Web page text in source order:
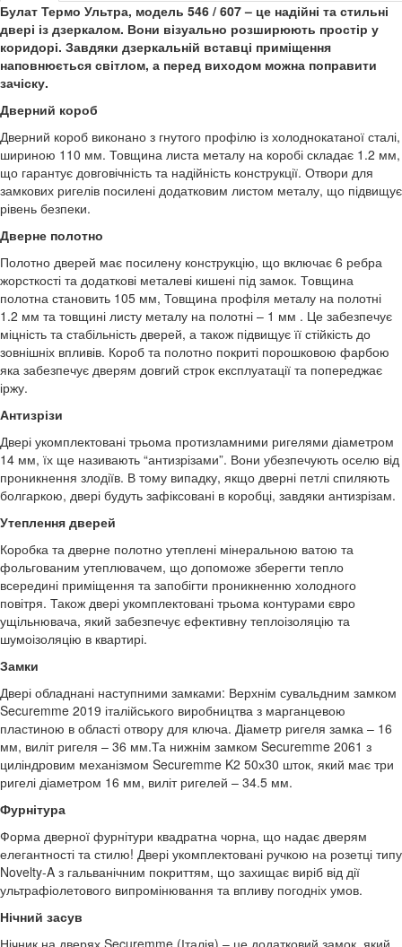
Булат Термо Ультра, модель 546 / 607 – це надійні та стильні
двері із дзеркалом. Вони візуально розширюють простір у
коридорі. Завдяки дзеркальній вставці приміщення
наповнюється світлом, а перед виходом можна поправити
зачіску.
Дверний короб
Дверний короб виконано з гнутого профілю із холоднокатаної сталі,
шириною 110 мм. Товщина листа металу на коробі складає 1.2 мм,
що гарантує довговічність та надійність конструкції. Отвори для
замкових ригелів посилені додатковим листом металу, що підвищує
рівень безпеки.
Дверне полотно
Полотно дверей має посилену конструкцію, що включає 6 ребра
жорсткості та додаткові металеві кишені під замок. Товщина
полотна становить 105 мм, Товщина профіля металу на полотні
1.2 мм та товщині листу металу на полотні – 1 мм . Це забезпечує
міцність та стабільність дверей, а також підвищує її стійкість до
зовнішніх впливів. Короб та полотно покриті порошковою фарбою
яка забезпечує дверям довгий строк експлуатації та попереджає
іржу.
Антизрізи
Двері укомплектовані трьома протизламними ригелями діаметром
14 мм, їх ще називають “антизрізами”. Вони убезпечують оселю від
проникнення злодіїв. В тому випадку, якщо дверні петлі спиляють
болгаркою, двері будуть зафіксовані в коробці, завдяки антизрізам.
Утеплення дверей
Коробка та дверне полотно утеплені мінеральною ватою та
фольгованим утеплювачем, що допоможе зберегти тепло
всередині приміщення та запобігти проникненню холодного
повітря. Також двері укомплектовані трьома контурами євро
ущільнювача, який забезпечує ефективну теплоізоляцію та
шумоізоляцію в квартирі.
Замки
Двері обладнані наступними замками: Верхнім сувальдним замком
Securemme 2019 італійського виробництва з марганцевою
пластиною в області отвору для ключа. Діаметр ригеля замка – 16
мм, виліт ригеля – 36 мм.Та нижнім замком Securemme 2061 з
циліндровим механізмом Securemme K2 50х30 шток, який має три
ригелі діаметром 16 мм, виліт ригелей – 34.5 мм.
Фурнітура
Форма дверної фурнітури квадратна чорна, що надає дверям
елегантності та стилю! Двері укомплектовані ручкою на розетці типу
Novelty-A з гальванічним покриттям, що захищає виріб від дії
ультрафіолетового випромінювання та впливу погодніх умов.
Нічний засув
Нічник на дверях Securemme (Італія) – це додатковий замок, який